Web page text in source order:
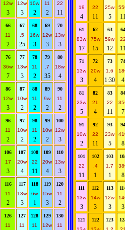
12w
3
12w
3
10w
2
11
2
22
11
66
11
2
67
.5
25
68
16w
3
69
12w
3
70
13w
3
76
36w
7
77
13w
3
78
11
2
79
.7
35
80
18w
4
86
12w
3
87
10w
2
88
11
2
89
9w
2
90
11
2
96
11
2
97
10w
2
98
11
2
99
10w
2
100
12w
3
106
17
3
107
20w
4
108
22
11
109
20w
4
110
13w
3
116
11
2
117
13w
3
118
6w
1
119
15w
3
120
11
2
126
11
127
11
128
11
129
12w
130
11
19
4
22
11
25w
5
61
83w
17
62
75w
15
63
59w
12
64
71
13w
3
72
20w
4
73
1.6
1:30
74
4
81
23w
5
82
21
4
83
22
11
84
7
91
10w
2
92
22
11
93
23w
5
94
8
101
22
11
102
.4
1
103
1.7
1 8
111
13w
3
112
14w
3
113
12w
3 3
121
122
123